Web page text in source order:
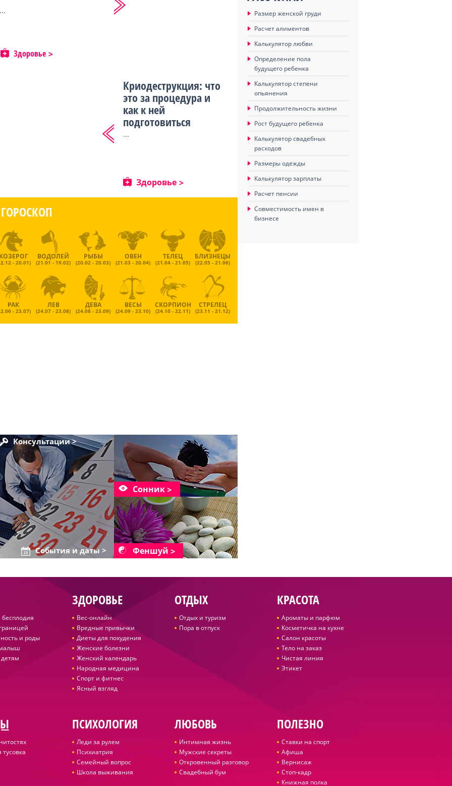
...
Здоровье
Криодеструкция: что
это за процедура и
как к ней
подготовиться
...
Здоровье
ГОРОСКОП
- 20.01)
ВОДОЛЕЙ
(21.01 - 19.02)
РЫБЫ
(20.02 - 20.03)
ОВЕН
(21.03 - 20.04)
ТЕЛЕЦ
(21.04 - 21.05)
БЛИЗНЕЦЫ
(22.05 - 21.06)
РАК
- 23.07)
ЛЕВ
(24.07 - 23.08)
ДЕВА
(24.08 - 23.09)
ВЕСЫ
(24.09 - 23.10)
СКОРПИОН
(24.10 - 22.11)
СТРЕЛЕЦ
(23.11 - 21.12)
Консультации >
События и даты >
Сонник
Феншуй
Размер женской груди
Расчет алиментов
Калькулятор любви
Определение пола
будущего ребенка
Калькулятор степени
опьянения
Продолжительность жизни
Рост будущего ребенка
Калькулятор свадебных
расходов
Размеры одежды
Калькулятор зарплаты
Расчет пенсии
Совместимость имен в
бизнесе
и роды
ЗДОРОВЬЕ
Вес-онлайн
Вредные привычки
Диеты для похудения
Женские болезни
Женский календарь
Народная медицина
Спорт и фитнес
Ясный взгляд
ОТДЫХ
Отдых и туризм
Пора в отпуск
КРАСОТА
Ароматы и парфюм
Косметичка на кухне
Салон красоты
Тело на заказ
Чистая линия
Этикет
тусовка
ПСИХОЛОГИЯ
Леди за рулем
Психиатрия
Семейный вопрос
Школа выживания
ЛЮБОВЬ
Интимная жизнь
Мужские секреты
Откровенный разговор
Свадебный бум
ПОЛЕЗНО
Ставки на спорт
Афиша
Вернисаж
Стоп-кадр
Книжная полка